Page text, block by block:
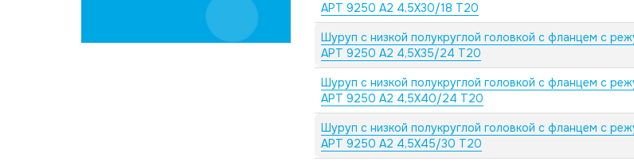
АРТ 9250 А2 4,5X30/18 T20
Шуруп с низкой полукруглой головкой с фланцем с
АРТ 9250 А2 4,5X35/24 T20
Шуруп с низкой полукруглой головкой с фланцем с
АРТ 9250 А2 4,5X40/24 T20
Шуруп с низкой полукруглой головкой с фланцем с
АРТ 9250 А2 4,5X45/30 T20